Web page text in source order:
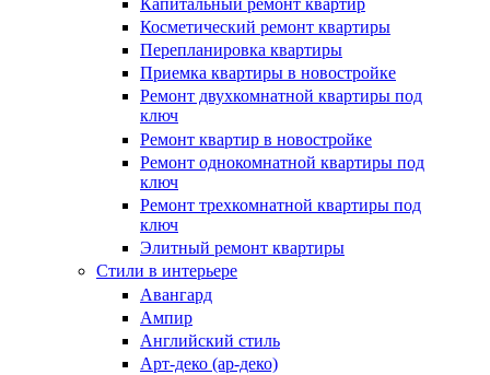
Косметический ремонт квартиры
Перепланировка квартиры
Приемка квартиры в новостройке
Ремонт двухкомнатной квартиры под
ключ
Ремонт квартир в новостройке
Ремонт однокомнатной квартиры под
ключ
Ремонт трехкомнатной квартиры под
ключ
Элитный ремонт квартиры
Стили в интерьере
Авангард
Ампир
Английский стиль
Арт-деко (ар-деко)